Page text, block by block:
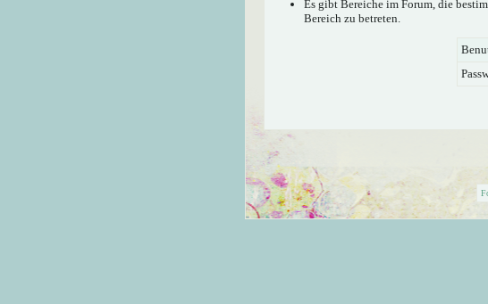
Es gibt Bereiche im Forum, die
Bereich zu betreten.